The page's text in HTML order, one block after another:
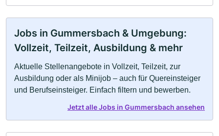
Jobs in Gummersbach & Umgebung:
Vollzeit, Teilzeit, Ausbildung & mehr
Aktuelle Stellenangebote in Vollzeit, Teilzeit, zur
Ausbildung oder als Minijob – auch für Quereinsteiger
und Berufseinsteiger. Einfach filtern und bewerben.
Jetzt alle Jobs in Gummersbach ansehen